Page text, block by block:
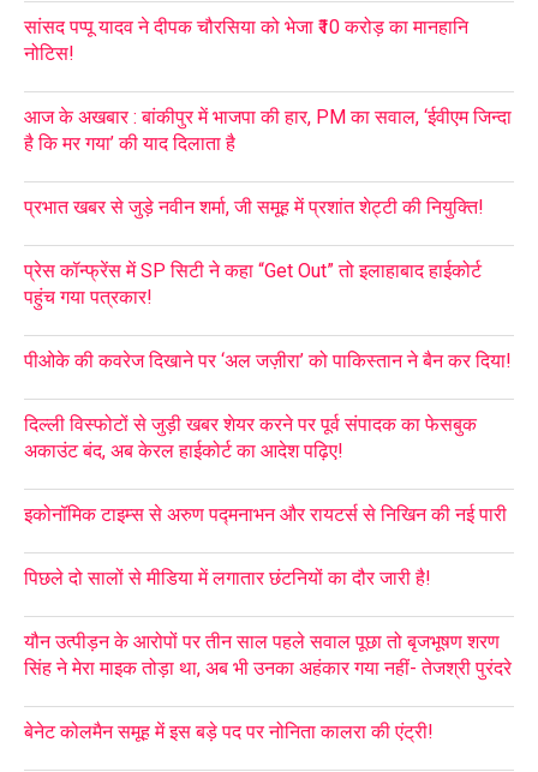
सांसद पप्पू यादव ने दीपक चौरसिया को भेजा ₹10 करोड़ का मानहानि
नोटिस!
आज के अखबार : बांकीपुर में भाजपा की हार, PM का सवाल, ‘ईवीएम जिन्दा
है कि मर गया’ की याद दिलाता है
प्रभात खबर से जुड़े नवीन शर्मा, जी समूह में प्रशांत शेट्टी की नियुक्ति!
प्रेस कॉन्फ्रेंस में SP सिटी ने कहा “Get Out” तो इलाहाबाद हाईकोर्ट
पहुंच गया पत्रकार!
पीओके की कवरेज दिखाने पर ‘अल जज़ीरा’ को पाकिस्तान ने बैन कर दिया!
दिल्ली विस्फोटों से जुड़ी खबर शेयर करने पर पूर्व संपादक का फेसबुक
अकाउंट बंद, अब केरल हाईकोर्ट का आदेश पढ़िए!
इकोनॉमिक टाइम्स से अरुण पद्मनाभन और रायटर्स से निखिन की नई पारी
पिछले दो सालों से मीडिया में लगातार छंटनियों का दौर जारी है!
यौन उत्पीड़न के आरोपों पर तीन साल पहले सवाल पूछा तो बृजभूषण शरण
सिंह ने मेरा माइक तोड़ा था, अब भी उनका अहंकार गया नहीं- तेजश्री पुरंदरे
बेनेट कोलमैन समूह में इस बड़े पद पर नोनिता कालरा की एंट्री!